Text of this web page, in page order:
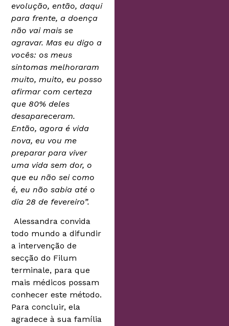
evolução, então, daqui
para frente, a doença
não vai mais se
agravar. Mas eu digo a
vocês: os meus
sintomas melhoraram
muito, muito, eu posso
afirmar com certeza
que 80% deles
desapareceram.
Então, agora é vida
nova, eu vou me
preparar para viver
uma vida sem dor, o
que eu não sei como
é, eu não sabia até o
dia 28 de fevereiro”.
Alessandra convida
todo mundo a difundir
a intervenção de
secção do Filum
terminale, para que
mais médicos possam
conhecer este método.
Para concluir, ela
agradece à sua família